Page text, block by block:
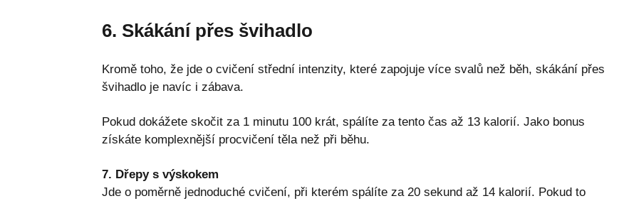
6. Skákání přes švihadlo
Kromě toho, že jde o cvičení střední intenzity, které zapojuje více svalů než běh, skákání přes
švihadlo je navíc i zábava.
Pokud dokážete skočit za 1 minutu 100 krát, spálíte za tento čas až 13 kalorií. Jako bonus
získáte komplexnější procvičení těla než při běhu.
7. Dřepy s výskokem
Jde o poměrně jednoduché cvičení, při kterém spálíte za 20 sekund až 14 kalorií. Pokud to